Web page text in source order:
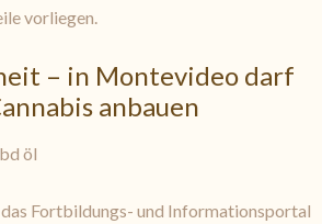
vorliegen.
– in Montevideo darf
anbauen
Fortbildungs- und Informationsportal